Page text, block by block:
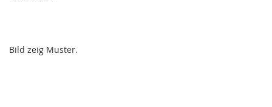
Bild zeig Muster.